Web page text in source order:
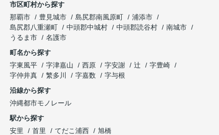
市区町村から探す
那覇市
豊見城市 島尻郡南風原町
浦添市
島尻郡八重瀬町
中頭郡中城村 中頭郡読谷村
南城市
うるま市
名護市
町名から探す
字東風平
字津嘉山 西原 字安謝 辻
字豊崎
字仲井真
繁多川 字嘉数
字与根
沿線から探す
沖縄都市モノレール
駅から探す
安里
首里 てだこ浦西 旭橋